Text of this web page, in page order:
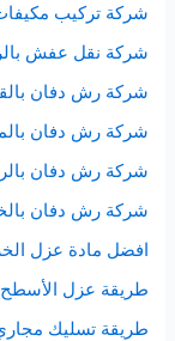
شركة تركيب
شركة نقل عفش
شركة رش دفان
شركة رش دفان
شركة رش دفان
شركة رش دفان
افضل مادة عزل
طريقة عزل الأسطح
طريقة تسليك